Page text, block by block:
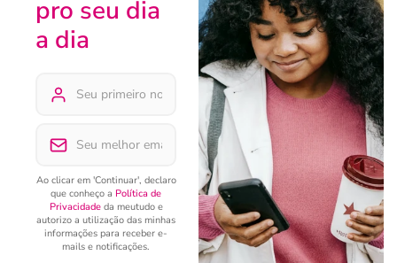
pro seu dia
a dia
Ao clicar em 'Continuar', declaro
que conheço a Política de
Privacidadeda meutudo e
autorizo a utilização das minhas
informações para receber e-
mails e notificações.